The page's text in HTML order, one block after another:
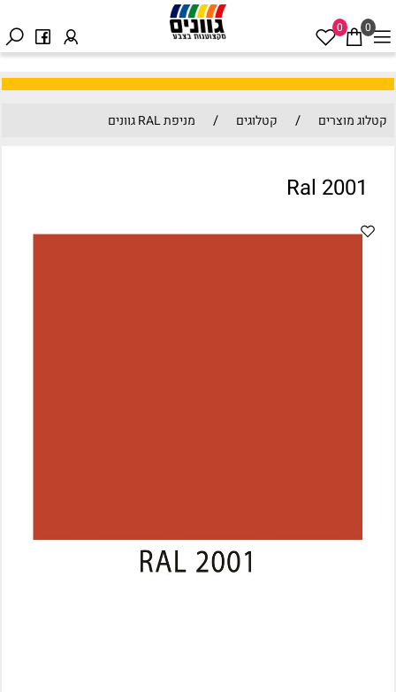
0
0
קטלוג מוצרים / קטלוגים / מניפת RAL גוונים
Ral 2001